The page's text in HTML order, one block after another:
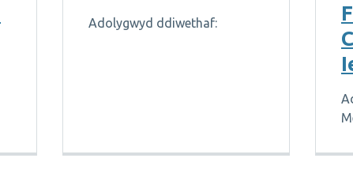
Adolygwyd ddiwethaf: